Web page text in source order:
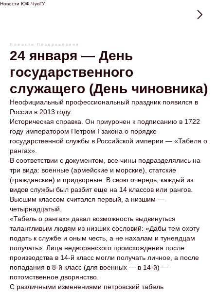
Новости ЮФ ЧувГУ
Новости Поздравления
24 января — День
государственного
служащего (День чиновника)
Неофициальный профессиональный праздник появился в
России в 2013 году.
Историческая справка. Он приурочен к подписанию в 1722
году императором Петром I закона о порядке
государственной службы в Российской империи — «Табеля о
рангах».
В соответствии с документом, все чины подразделялись на
три вида: военные (армейские и морские), статские
(гражданские) и придворные. В свою очередь, каждый из
видов службы был разбит еще на 14 классов или рангов.
Высшим классом считался первый, а низшим —
четырнадцатый.
«Табель о рангах» давал возможность выдвинуться
талантливым людям из низших сословий: «Дабы тем охоту
подать к службе и оным честь, а не нахалам и тунеядцам
получать». Лица недворянского происхождения после
производства в 14-й класс могли получать личное, а после
попадания в 8-й класс (для военных — в 14-й) —
потомственное дворянство.
С различными изменениями петровский табель